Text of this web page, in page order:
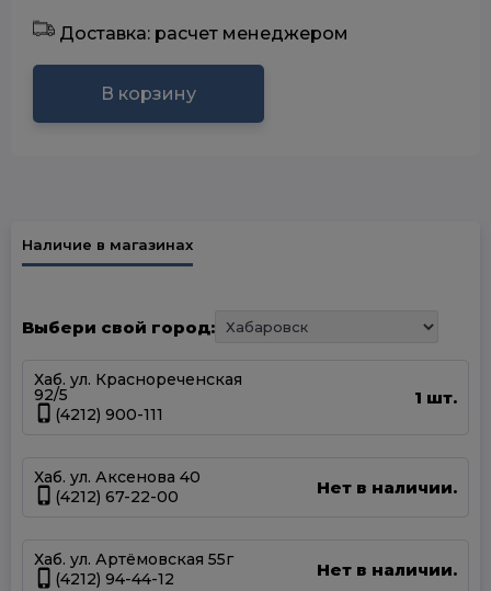
Доставка: расчет менеджером
В корзину
Наличие в магазинах
Выбери свой город:
Хаб. ул. Краснореченская
92/5
(4212) 900-111
1 шт.
Хаб. ул. Аксенова 40
(4212) 67-22-00
Нет в наличии.
Хаб. ул. Артёмовская 55г
(4212) 94-44-12
Нет в наличии.